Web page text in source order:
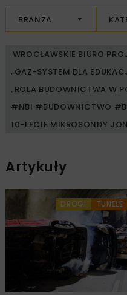
BRANŻA
WROCŁAWSKIE BIURO
„GAZ-SYSTEM DLA
„ROLA BUDOWNICTWA W
#NBI #BUDOWNICTWO
10-LECIE MIKROSONDY
Artykuły
DROGI TUNELE